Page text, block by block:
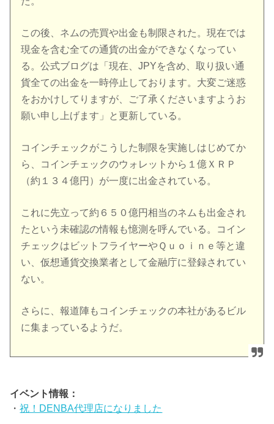
この後、ネムの売買や出金も制限された。現在では
現金を含む全ての通貨の出金ができなくなってい
る。公式ブログは「現在、JPYを含め、取り扱い通
貨全ての出金を一時停止しております。大変ご迷惑
をおかけしてりますが、ご了承くださいますようお
願い申し上げます」と更新している。
コインチェックがこうした制限を実施しはじめてか
ら、コインチェックのウォレットから１億ＸＲＰ
（約１３４億円）が一度に出金されている。
これに先立って約６５０億円相当のネムも出金され
たという未確認の情報も憶測を呼んでいる。コイン
チェックはビットフライヤーやＱｕｏｉｎｅ等と違
い、仮想通貨交換業者として金融庁に登録されてい
ない。
さらに、報道陣もコインチェックの本社があるビル
に集まっているようだ。
イベント情報：
・祝！DENBA代理店になりました